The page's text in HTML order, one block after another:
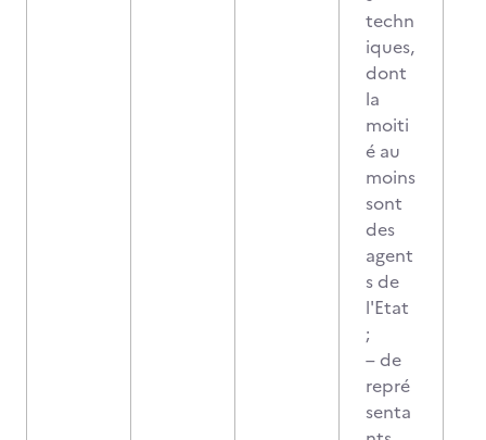
techn
iques,
dont
la
moiti
é au
moins
sont
des
agent
s de
l'Etat
;
– de
repré
senta